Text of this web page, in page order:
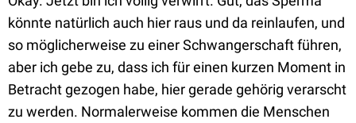
könnte natürlich auch hier raus und da reinlaufen, und
so möglicherweise zu einer Schwangerschaft führen,
aber ich gebe zu, dass ich für einen kurzen Moment in
Betracht gezogen habe, hier gerade gehörig verarscht
zu werden. Normalerweise kommen die Menschen